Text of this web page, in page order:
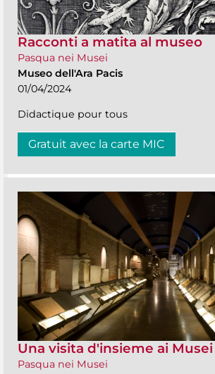
Racconti a matita al museo
Pasqua nei Musei
Museo dell'Ara Pacis
01/04/2024
Didactique pour tous
Gratuit avec la carte MIC
Una visita d'insieme ai
Pasqua nei Musei